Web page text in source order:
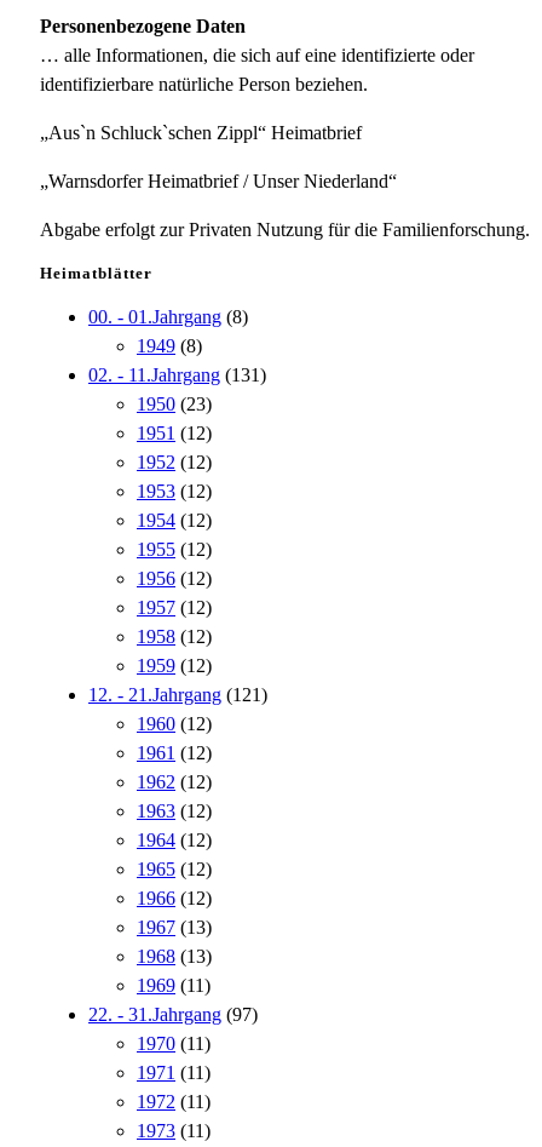
Personenbezogene Daten
… alle Informationen, die sich auf eine identifizierte oder
identifizierbare natürliche Person beziehen.
„Aus`n Schluck`schen Zippl“ Heimatbrief
„Warnsdorfer Heimatbrief / Unser Niederland“
Abgabe erfolgt zur Privaten Nutzung für die Familienforschung.
Heimatblätter
00. - 01.Jahrgang (8)
1949 (8)
02. - 11.Jahrgang (131)
1950 (23)
1951 (12)
1952 (12)
1953 (12)
1954 (12)
1955 (12)
1956 (12)
1957 (12)
1958 (12)
1959 (12)
12. - 21.Jahrgang (121)
1960 (12)
1961 (12)
1962 (12)
1963 (12)
1964 (12)
1965 (12)
1966 (12)
1967 (13)
1968 (13)
1969 (11)
22. - 31.Jahrgang (97)
1970 (11)
1971 (11)
1972 (11)
1973 (11)